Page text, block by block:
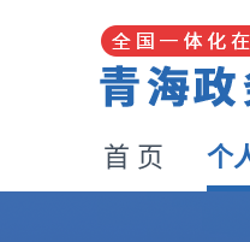
首 页 个